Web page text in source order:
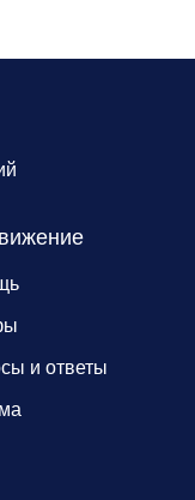
и ответы